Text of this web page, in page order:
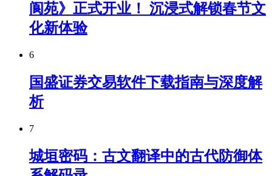
阆苑》正式开业！ 沉浸式解锁春节文
化新体验
6
国盛证券交易软件下载指南与深度解
析
7
城垣密码：古文翻译中的古代防御体